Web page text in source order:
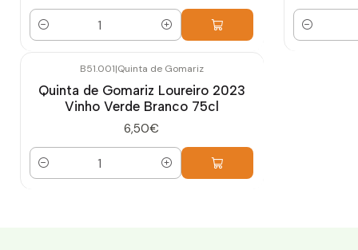
Quantidade Quantidade
B51.001|Quinta de Gomariz
Quinta de Gomariz Loureiro 2023
Vinho Verde Branco 75cl
6,50€
Quantidade